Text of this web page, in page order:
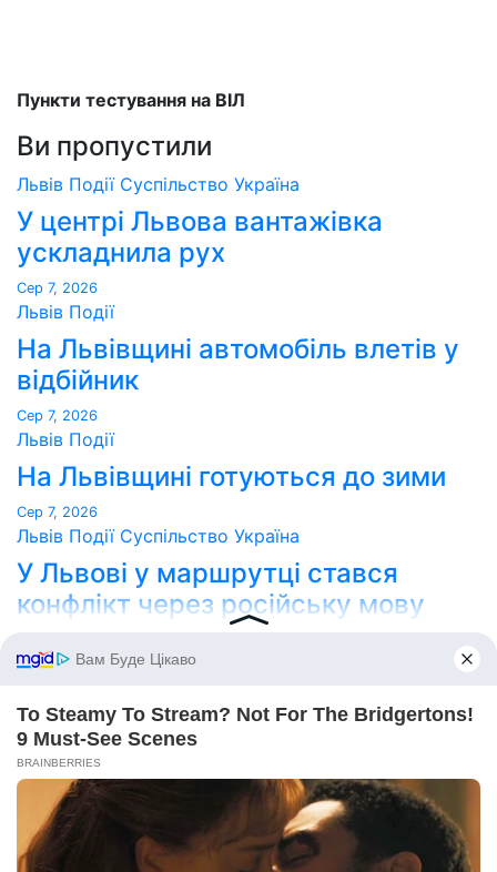
Пункти тестування на ВІЛ
Ви пропустили
Львів Події Суспільство Україна
У центрі Львова вантажівка
ускладнила рух
Сер 7, 2026
Львів Події
На Львівщині автомобіль влетів у
відбійник
Сер 7, 2026
Львів Події
На Львівщині готуються до зими
Сер 7, 2026
Львів Події Суспільство Україна
У Львові у маршрутці стався
конфлікт через російську мову
Point Lviv
Сайт працює на WordPress|Тема:Newsesза
Themeansar